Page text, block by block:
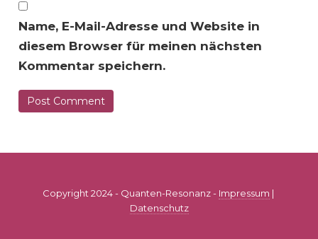
Name, E-Mail-Adresse und Website in
diesem Browser für meinen nächsten
Kommentar speichern.
Copyright 2024 - Quanten-Resonanz - Impressum |
Datenschutz